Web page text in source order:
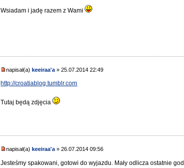
Wsiadam i jadę razem z Wami
napisał(a) keeiraa'a» 25.07.2014 22:49
http://croatiablog.tumblr.com
Tutaj będą zdjęcia
napisał(a)keeiraa'a » 26.07.2014 09:56
Jesteśmy spakowani, gotowi do wyjazdu. Mały odlicza ostatnie